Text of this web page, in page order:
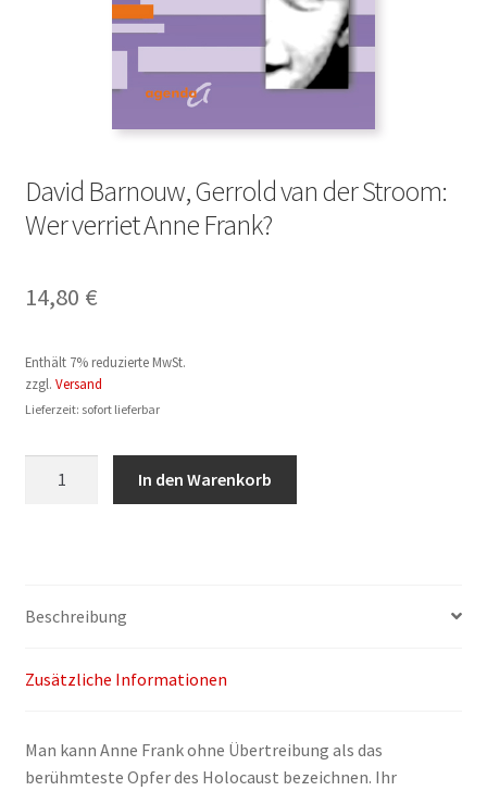
David Barnouw, Gerrold van der Stroom:
Wer verriet Anne Frank?
14,80 €
Enthält 7% reduzierte MwSt.
zzgl. Versand
Lieferzeit: sofort lieferbar
Anne
Menge
In den Warenkorb
Beschreibung
Zusätzliche Informationen
Man kann Anne Frank ohne Übertreibung als das
berühmteste Opfer des Holocaust bezeichnen. Ihr